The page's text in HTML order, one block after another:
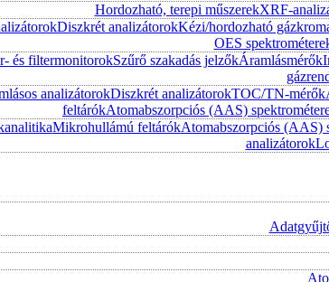
Hordozható, terepi műszerekXRF-
Diszkrét analizátorokKézi/hordozható
OES
és filtermonitorokSzűrő szakadás jelzőkÁramlásmérők
analizátorokDiszkrét analizátorokTOC/TN-mérők
feltárókAtomabszorpciós (AAS)
Mikrohullámú feltárókAtomabszorpciós (AAS)
analizátorok